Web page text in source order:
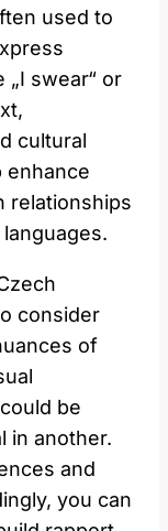
used to
„I swear“ or
cultural
enhance
relationships
consider
of
be
in another.
and
you can